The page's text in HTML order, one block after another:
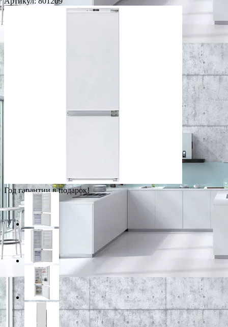
Год гарантии в подарок!